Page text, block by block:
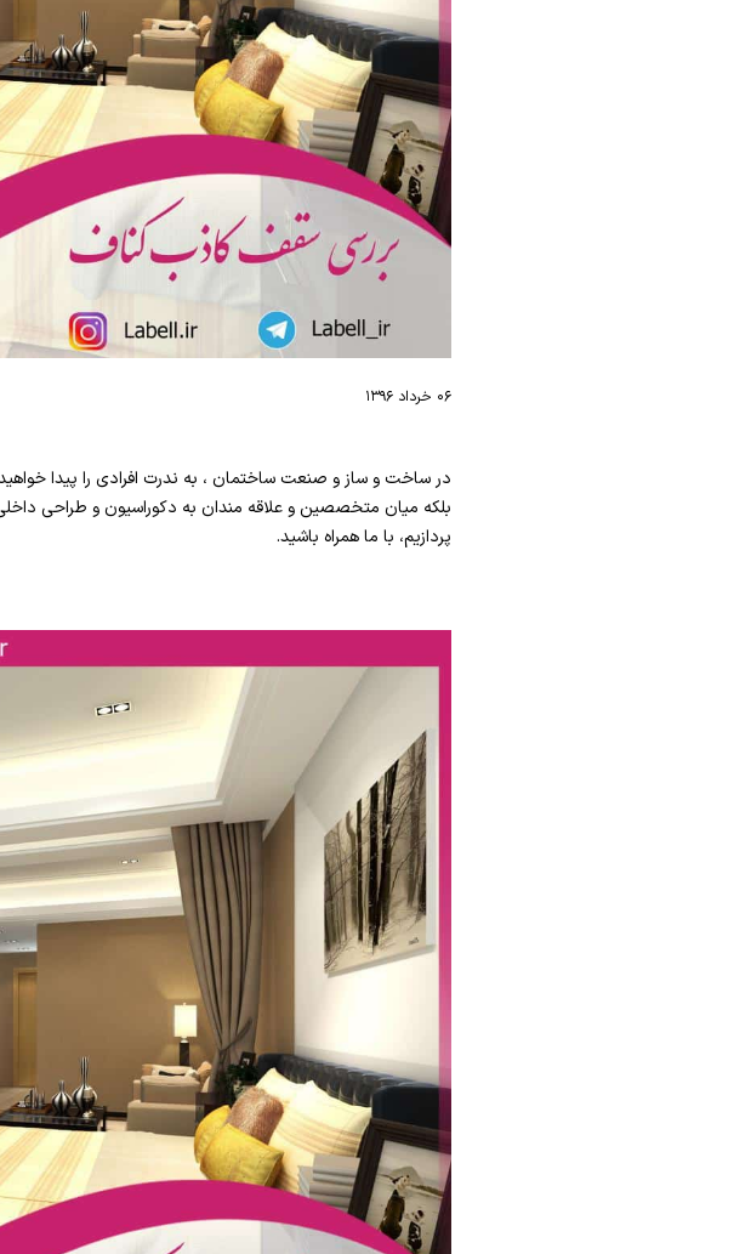
۰۶ خرداد ۱۳۹۶
در ساخت و ساز و صنعت ساختمان ، به ندرت افرادی را پیدا
بلکه میان متخصصین و علاقه مندان به دکوراسیون و طراحی
پردازیم، با ما همراه باشید.